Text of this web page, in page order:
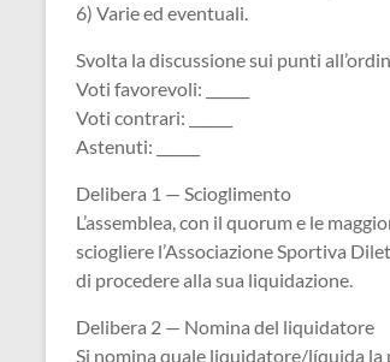
6) Varie ed eventuali.
Svolta la discussione sui punti
Voti favorevoli: ______
Voti contrari: ______
Astenuti: ______
Delibera 1 — Scioglimento
L’assemblea, con il quorum e le
sciogliere l’Associazione Sportiva
di procedere alla sua liquidazione.
Delibera 2 — Nomina del liquidatore
Si nomina quale liquidatore/líquida la